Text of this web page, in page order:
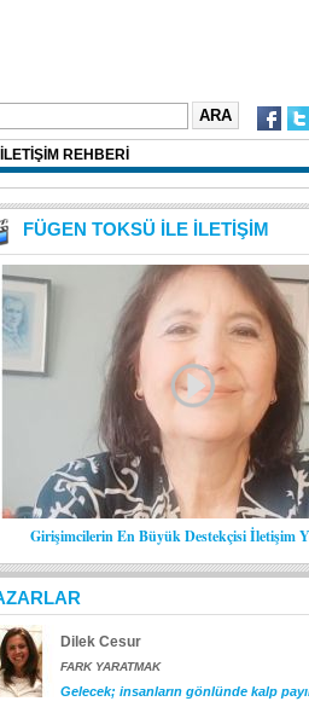
İLETİŞİM REHBERİ
FÜGEN TOKSÜ İLE İLETİŞİM
Girişimcilerin En Büyük Destekçisi İletişim
Dilek Cesur
FARK YARATMAK
Gelecek; insanların gönlünde kalp